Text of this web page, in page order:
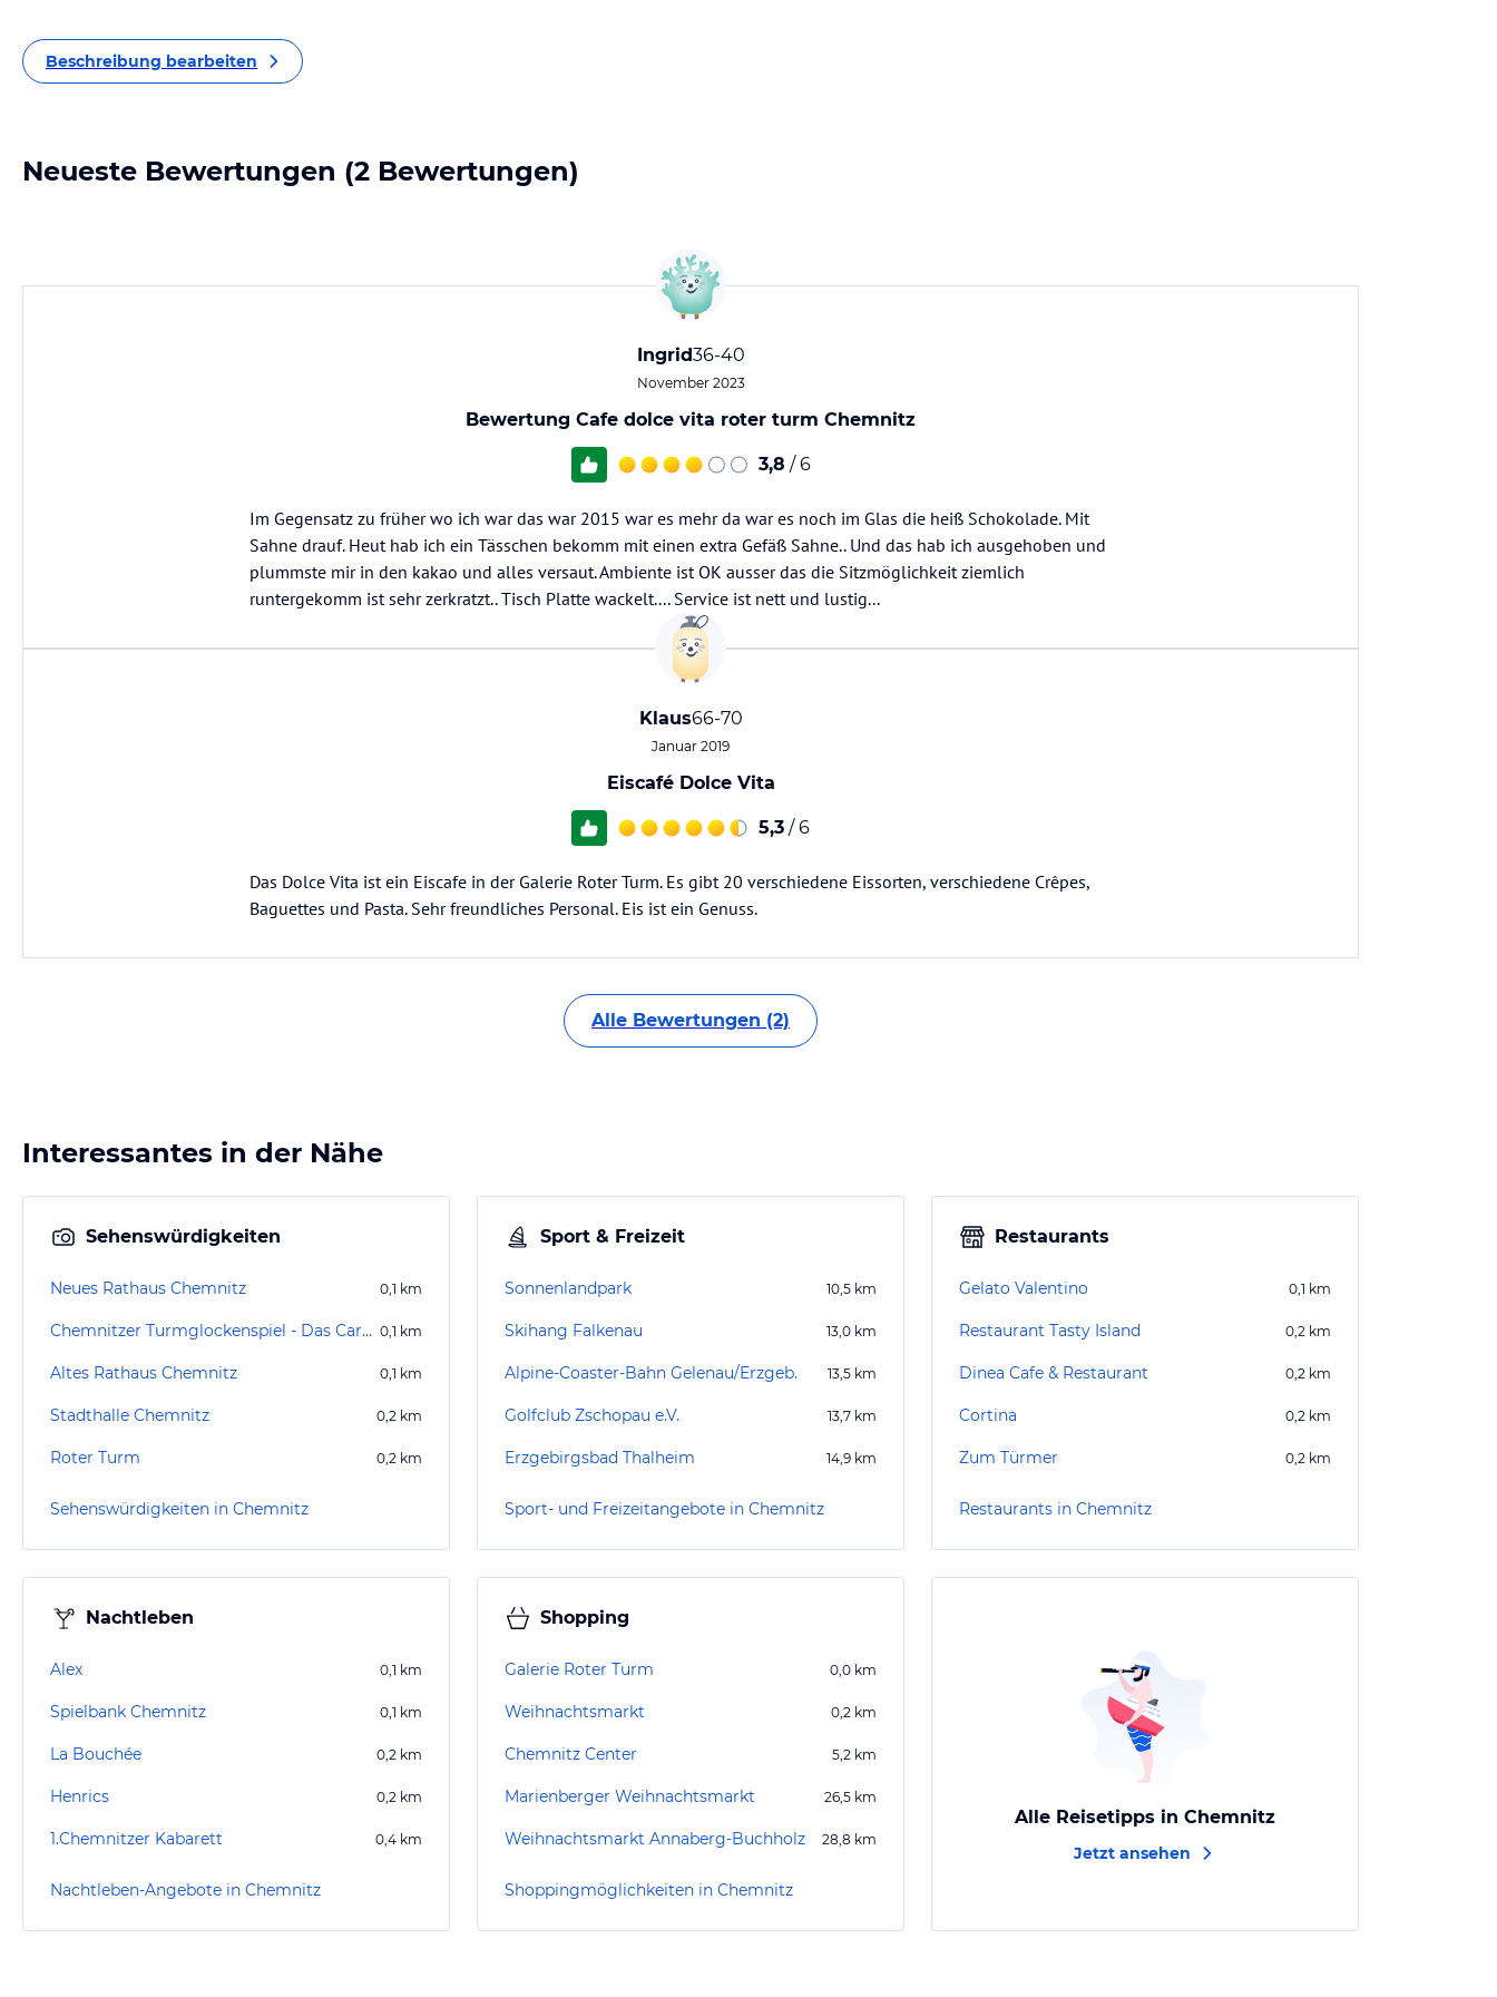
Beschreibung bearbeiten
Neueste Bewertungen (2 Bewertungen)
Ingrid36-40
November 2023
Bewertung Cafe dolce vita roter turm Chemnitz
3,8 / 6
Im Gegensatz zu früher wo ich war das war 2015 war es mehr da war es noch im Glas die heiß Schokolade. Mit
Sahne drauf. Heut hab ich ein Tässchen bekomm mit einen extra Gefäß Sahne.. Und das hab ich ausgehoben und
plummste mir in den kakao und alles versaut. Ambiente ist OK ausser das die Sitzmöglichkeit ziemlich
runtergekomm ist sehr zerkratzt.. Tisch Platte wackelt.... Service ist nett und lustig...
Klaus66-70
Januar 2019
Eiscafé Dolce Vita
5,3 / 6
Das Dolce Vita ist ein Eiscafe in der Galerie Roter Turm. Es gibt 20 verschiedene Eissorten, verschiedene Crêpes,
Baguettes und Pasta. Sehr freundliches Personal. Eis ist ein Genuss.
Alle Bewertungen (2)
Interessantes in der Nähe
Sehenswürdigkeiten
Neues Rathaus Chemnitz 0,1 km
Chemnitzer Turmglockenspiel - Das Carillon 0,1 km
Altes Rathaus Chemnitz 0,1 km
Stadthalle Chemnitz 0,2 km
Roter Turm 0,2 km
Sehenswürdigkeiten in Chemnitz
Sport & Freizeit
Sonnenlandpark 10,5 km
Skihang Falkenau 13,0 km
Alpine-Coaster-Bahn Gelenau/Erzgeb. 13,5 km
Golfclub Zschopau e.V. 13,7 km
Erzgebirgsbad Thalheim 14,9 km
Sport- und Freizeitangebote in Chemnitz
Restaurants
Gelato Valentino 0,1 km
Restaurant Tasty Island 0,2 km
Dinea Cafe & Restaurant 0,2 km
Cortina 0,2 km
Zum Türmer 0,2 km
Restaurants in Chemnitz
Nachtleben
Alex 0,1 km
Spielbank Chemnitz 0,1 km
La Bouchée 0,2 km
Henrics 0,2 km
1.Chemnitzer Kabarett 0,4 km
Nachtleben-Angebote in Chemnitz
Shopping
Galerie Roter Turm 0,0 km
Weihnachtsmarkt 0,2 km
Chemnitz Center 5,2 km
Marienberger Weihnachtsmarkt 26,5 km
Weihnachtsmarkt Annaberg-Buchholz 28,8 km
Shoppingmöglichkeiten in Chemnitz
Alle Reisetipps in Chemnitz
Jetzt ansehen